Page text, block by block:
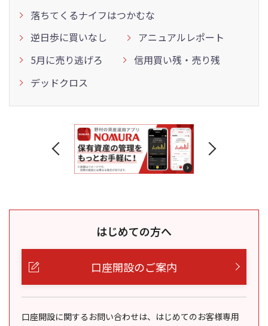
落ちてくるナイフはつかむな
逆日歩に買いなし
アニュアルレポート
5月に売り逃げろ
信用買い残・売り残
デッドクロス
はじめての方へ
口座開設のご案内
口座開設に関するお問い合わせは、はじめてのお客様専用